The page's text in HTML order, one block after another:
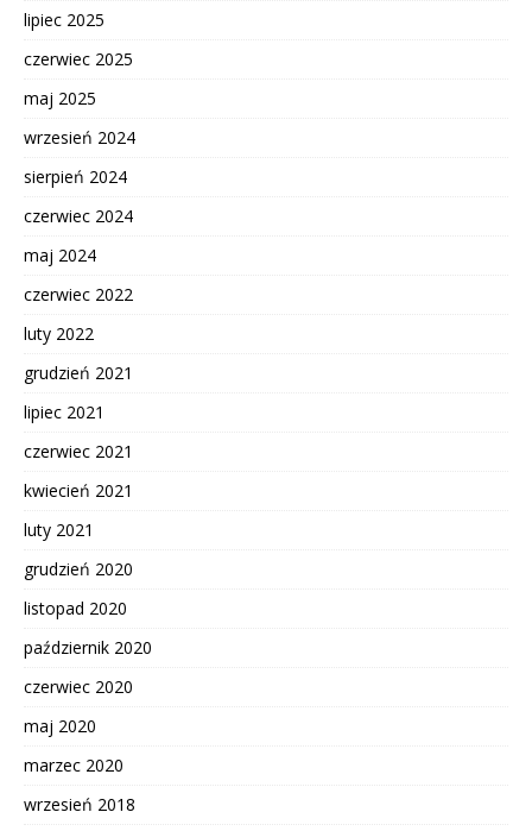
lipiec 2025
czerwiec 2025
maj 2025
wrzesień 2024
sierpień 2024
czerwiec 2024
maj 2024
czerwiec 2022
luty 2022
grudzień 2021
lipiec 2021
czerwiec 2021
kwiecień 2021
luty 2021
grudzień 2020
listopad 2020
październik 2020
czerwiec 2020
maj 2020
marzec 2020
wrzesień 2018